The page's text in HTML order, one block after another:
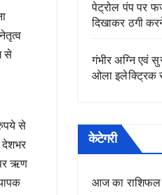
से
से
देशभर
ऋण
पेट्रोल पंप पर
दिखाकर ठगी
गंभीर अग्नि एवं
ओला इलेक्ट्रिक
केटेगरी
आज का राशिफल